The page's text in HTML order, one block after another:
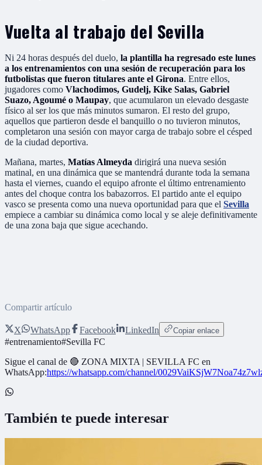
Vuelta al trabajo del Sevilla
Ni 24 horas después del duelo, la plantilla ha regresado este lunes
a los entrenamientos con una sesión de recuperación para los
futbolistas que fueron titulares ante el Girona. Entre ellos,
jugadores como Vlachodimos, Gudelj, Kike Salas, Gabriel
Suazo, Agoumé o Maupay, que acumularon un elevado desgaste
físico al ser los que más minutos sumaron. El resto del grupo,
aquellos que partieron desde el banquillo o no tuvieron minutos,
completaron una sesión con mayor carga de trabajo sobre el césped
de la ciudad deportiva.
Mañana, martes, Matías Almeyda dirigirá una nueva sesión
matinal, en una dinámica que se mantendrá durante toda la semana
hasta el viernes, cuando el equipo afronte el último entrenamiento
antes del choque contra los babazorros. El partido ante el equipo
vasco se presenta como una nueva oportunidad para que el Sevilla
empiece a cambiar su dinámica como local y se aleje definitivamente
de una zona baja que sigue acechando.
Compartir artículo
X WhatsApp Facebook LinkedIn Copiar enlace
#entrenamiento#Sevilla FC
Sigue el canal de 🔴 ZONA MIXTA | SEVILLA FC en
WhatsApp:https://whatsapp.com/channel/
También te puede interesar